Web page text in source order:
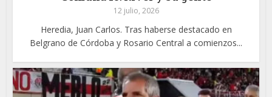
12 julio, 2026
Heredia, Juan Carlos. Tras haberse destacado en
Belgrano de Córdoba y Rosario Central a comienzos...